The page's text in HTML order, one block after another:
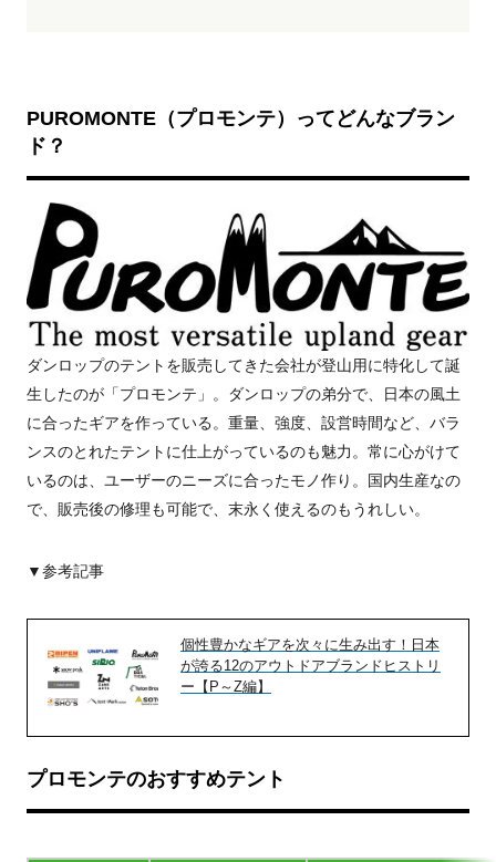
PUROMONTE（プロモンテ）ってどんなブラン
ド？
ダンロップのテントを販売してきた会社が登山用に特化して誕
生したのが「プロモンテ」。ダンロップの弟分で、日本の風土
に合ったギアを作っている。重量、強度、設営時間など、バラ
ンスのとれたテントに仕上がっているのも魅力。常に心がけて
いるのは、ユーザーのニーズに合ったモノ作り。国内生産なの
で、販売後の修理も可能で、末永く使えるのもうれしい。
▼参考記事
個性豊かなギアを次々に生み出す！日本
が誇る12のアウトドアブランドヒストリ
ー【P～Z編】
プロモンテのおすすめテント